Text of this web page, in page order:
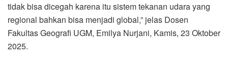
tidak bisa dicegah karena itu sistem tekanan udara yang
regional bahkan bisa menjadi global,” jelas Dosen
Fakultas Geografi UGM, Emilya Nurjani, Kamis, 23 Oktober
2025.